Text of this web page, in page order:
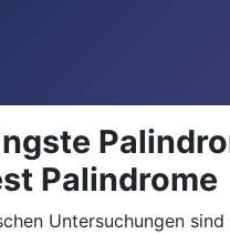
Palindrome
Untersuchungen